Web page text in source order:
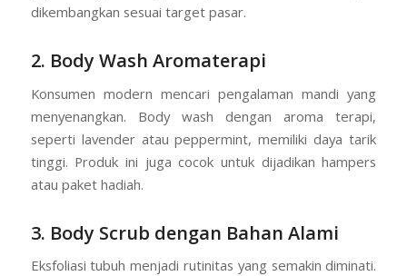
dikembangkan sesuai target pasar.
2. Body Wash Aromaterapi
Konsumen modern mencari pengalaman mandi yang
menyenangkan. Body wash dengan aroma terapi,
seperti lavender atau peppermint, memiliki daya tarik
tinggi. Produk ini juga cocok untuk dijadikan hampers
atau paket hadiah.
3. Body Scrub dengan Bahan Alami
Eksfoliasi tubuh menjadi rutinitas yang semakin diminati.